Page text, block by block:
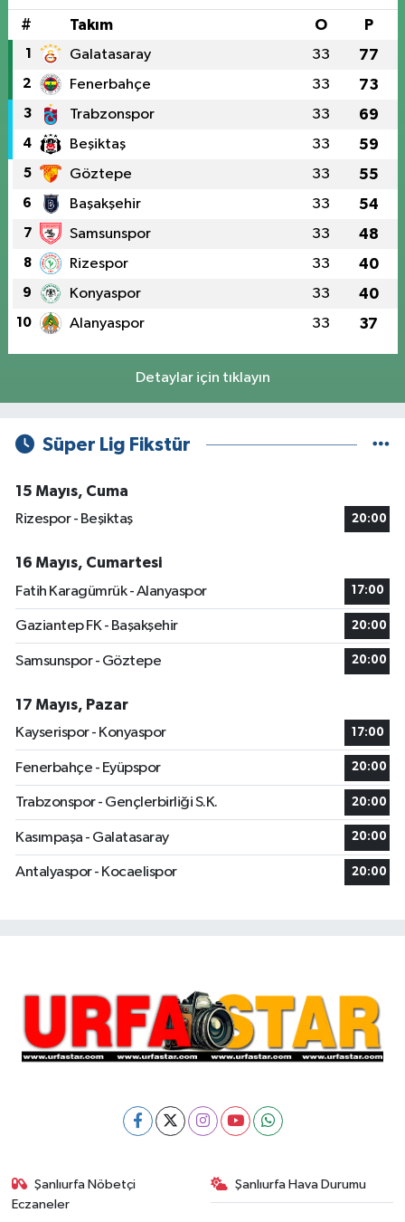
# Takım O P
1 Galatasaray 33 77
2 Fenerbahçe 33 73
3 Trabzonspor 33 69
4 Beşiktaş 33 59
5 Göztepe 33 55
6 Başakşehir 33 54
7 Samsunspor 33 48
8 Rizespor 33 40
9 Konyaspor 33 40
10 Alanyaspor 33 37
Detaylar için tıklayın
Süper Lig Fikstür
15 Mayıs, Cuma
Rizespor - Beşiktaş
20:00
16 Mayıs, Cumartesi
Fatih Karagümrük - Alanyaspor
17:00
Gaziantep FK - Başakşehir 20:00
Samsunspor - Göztepe 20:00
17 Mayıs, Pazar
Kayserispor - Konyaspor
17:00
Fenerbahçe - Eyüpspor 20:00
Trabzonspor - Gençlerbirliği S.K. 20:00
Kasımpaşa - Galatasaray 20:00
Antalyaspor - Kocaelispor 20:00
Şanlıurfa Nöbetçi
Eczaneler
Şanlıurfa Hava Durumu